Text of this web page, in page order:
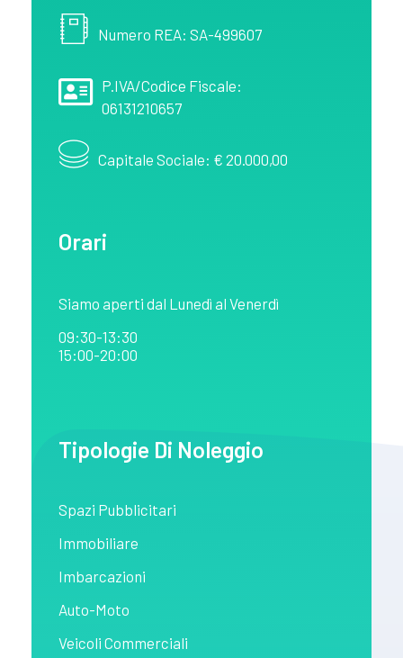
Numero REA: SA-499607
P.IVA/Codice Fiscale:
06131210657
Capitale Sociale: € 20.000,00
Orari
Siamo aperti dal Lunedì al Venerdì
09:30-13:30
15:00-20:00
Tipologie Di Noleggio
Spazi Pubblicitari
Immobiliare
Imbarcazioni
Auto-Moto
Veicoli Commerciali